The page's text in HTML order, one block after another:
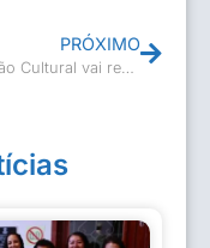
PRÓXIMO
Fundação Cultural vai realizar live para celebrar o dia do Folclore